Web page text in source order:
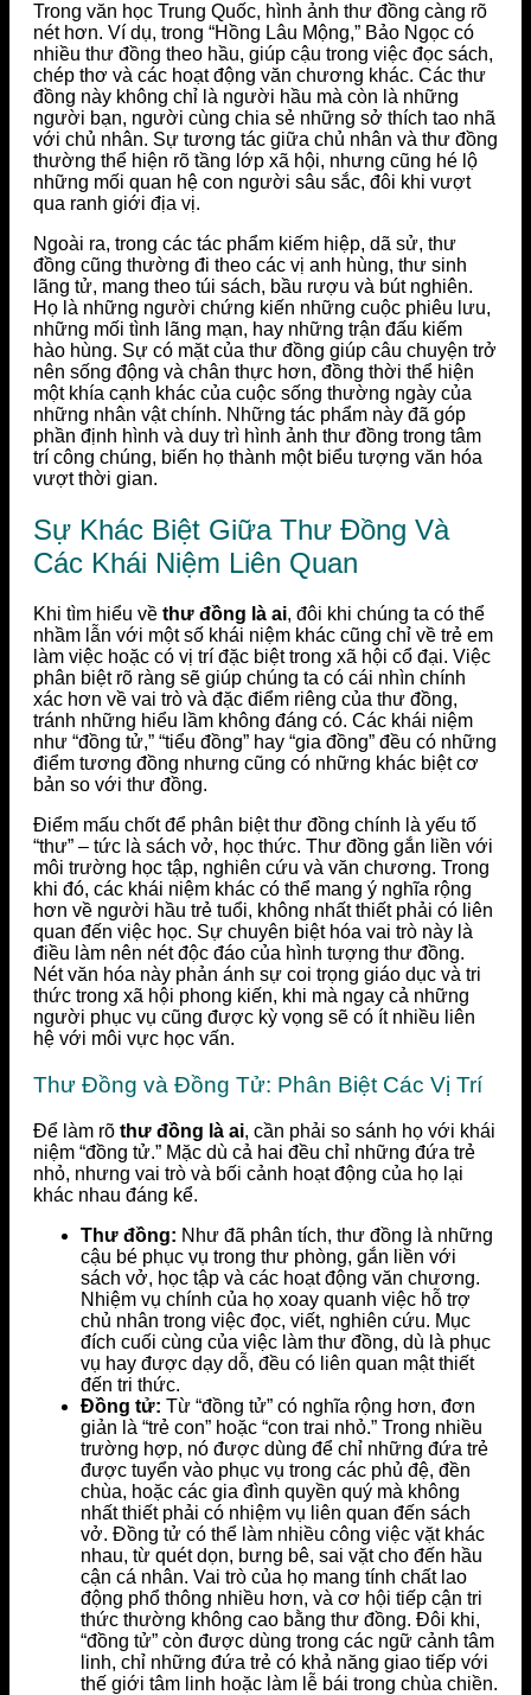
Trong văn học Trung Quốc, hình ảnh thư đồng càng rõ
nét hơn. Ví dụ, trong “Hồng Lâu Mộng,” Bảo Ngọc có
nhiều thư đồng theo hầu, giúp cậu trong việc đọc sách,
chép thơ và các hoạt động văn chương khác. Các thư
đồng này không chỉ là người hầu mà còn là những
người bạn, người cùng chia sẻ những sở thích tao nhã
với chủ nhân. Sự tương tác giữa chủ nhân và thư đồng
thường thể hiện rõ tầng lớp xã hội, nhưng cũng hé lộ
những mối quan hệ con người sâu sắc, đôi khi vượt
qua ranh giới địa vị.
Ngoài ra, trong các tác phẩm kiếm hiệp, dã sử, thư
đồng cũng thường đi theo các vị anh hùng, thư sinh
lãng tử, mang theo túi sách, bầu rượu và bút nghiên.
Họ là những người chứng kiến những cuộc phiêu lưu,
những mối tình lãng mạn, hay những trận đấu kiếm
hào hùng. Sự có mặt của thư đồng giúp câu chuyện trở
nên sống động và chân thực hơn, đồng thời thể hiện
một khía cạnh khác của cuộc sống thường ngày của
những nhân vật chính. Những tác phẩm này đã góp
phần định hình và duy trì hình ảnh thư đồng trong tâm
trí công chúng, biến họ thành một biểu tượng văn hóa
vượt thời gian.
Sự Khác Biệt Giữa Thư Đồng Và
Các Khái Niệm Liên Quan
Khi tìm hiểu về thư đồng là ai, đôi khi chúng ta có thể
nhầm lẫn với một số khái niệm khác cũng chỉ về trẻ em
làm việc hoặc có vị trí đặc biệt trong xã hội cổ đại. Việc
phân biệt rõ ràng sẽ giúp chúng ta có cái nhìn chính
xác hơn về vai trò và đặc điểm riêng của thư đồng,
tránh những hiểu lầm không đáng có. Các khái niệm
như “đồng tử,” “tiểu đồng” hay “gia đồng” đều có những
điểm tương đồng nhưng cũng có những khác biệt cơ
bản so với thư đồng.
Điểm mấu chốt để phân biệt thư đồng chính là yếu tố
“thư” – tức là sách vở, học thức. Thư đồng gắn liền với
môi trường học tập, nghiên cứu và văn chương. Trong
khi đó, các khái niệm khác có thể mang ý nghĩa rộng
hơn về người hầu trẻ tuổi, không nhất thiết phải có liên
quan đến việc học. Sự chuyên biệt hóa vai trò này là
điều làm nên nét độc đáo của hình tượng thư đồng.
Nét văn hóa này phản ánh sự coi trọng giáo dục và tri
thức trong xã hội phong kiến, khi mà ngay cả những
người phục vụ cũng được kỳ vọng sẽ có ít nhiều liên
hệ với môi vực học vấn.
Thư Đồng và Đồng Tử: Phân Biệt Các Vị Trí
Để làm rõ thư đồng là ai, cần phải so sánh họ với khái
niệm “đồng tử.” Mặc dù cả hai đều chỉ những đứa trẻ
nhỏ, nhưng vai trò và bối cảnh hoạt động của họ lại
khác nhau đáng kể.
Thư đồng: Như đã phân tích, thư đồng là những
cậu bé phục vụ trong thư phòng, gắn liền với
sách vở, học tập và các hoạt động văn chương.
Nhiệm vụ chính của họ xoay quanh việc hỗ trợ
chủ nhân trong việc đọc, viết, nghiên cứu. Mục
đích cuối cùng của việc làm thư đồng, dù là phục
vụ hay được dạy dỗ, đều có liên quan mật thiết
đến tri thức.
Đồng tử: Từ “đồng tử” có nghĩa rộng hơn, đơn
giản là “trẻ con” hoặc “con trai nhỏ.” Trong nhiều
trường hợp, nó được dùng để chỉ những đứa trẻ
được tuyển vào phục vụ trong các phủ đệ, đền
chùa, hoặc các gia đình quyền quý mà không
nhất thiết phải có nhiệm vụ liên quan đến sách
vở. Đồng tử có thể làm nhiều công việc vặt khác
nhau, từ quét dọn, bưng bê, sai vặt cho đến hầu
cận cá nhân. Vai trò của họ mang tính chất lao
động phổ thông nhiều hơn, và cơ hội tiếp cận tri
thức thường không cao bằng thư đồng. Đôi khi,
“đồng tử” còn được dùng trong các ngữ cảnh tâm
linh, chỉ những đứa trẻ có khả năng giao tiếp với
thế giới tâm linh hoặc làm lễ bái trong chùa chiền.